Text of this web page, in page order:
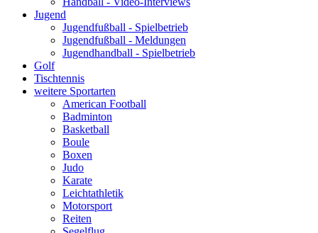
Jugend
Jugendfußball - Spielbetrieb
Jugendfußball - Meldungen
Jugendhandball - Spielbetrieb
Golf
Tischtennis
weitere Sportarten
American Football
Badminton
Basketball
Boule
Boxen
Judo
Karate
Leichtathletik
Motorsport
Reiten